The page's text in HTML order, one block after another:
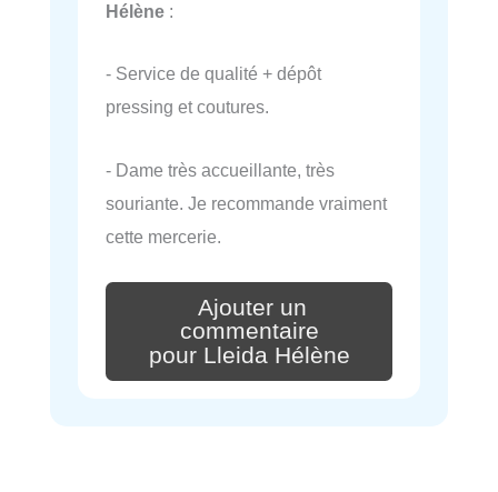
Hélène :
- Service de qualité + dépôt
pressing et coutures.
- Dame très accueillante, très
souriante. Je recommande vraiment
cette mercerie.
Ajouter un
commentaire
pour Lleida Hélène